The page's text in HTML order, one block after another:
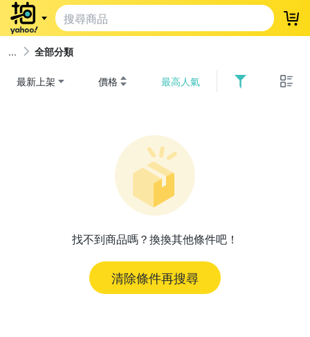
登
全部分類
最新上架 價格 最高人氣
找不到商品嗎？換換其他條件吧！
清除條件再搜尋